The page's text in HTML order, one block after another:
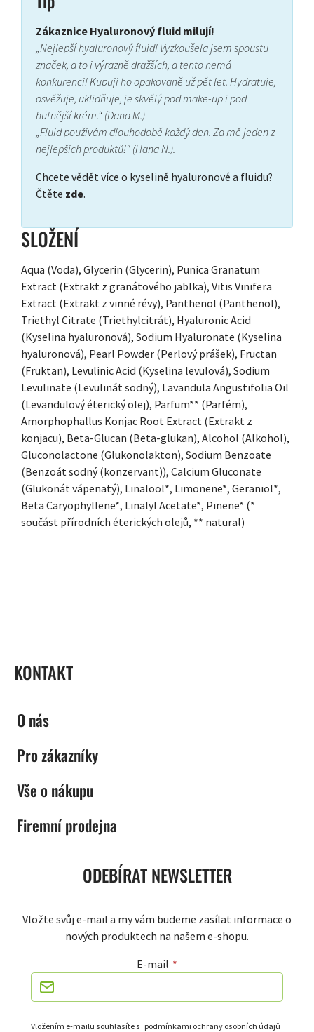
Zákaznice Hyaluronový fluid milují!
„Nejlepší hyaluronový fluid! Vyzkoušela jsem spoustu
značek, a to i výrazně dražších, a tento nemá
konkurenci! Kupuji ho opakovaně už pět let. Hydratuje,
osvěžuje, uklidňuje, je skvělý pod make-up i pod
hutnější krém.“ (Dana M.)
„Fluid používám dlouhodobě každý den. Za mě jeden z
nejlepších produktů!“ (Hana N.).
Chcete vědět více o kyselině hyaluronové a fluidu?
Čtěte zde.
SLOŽENÍ
Aqua (Voda), Glycerin (Glycerin), Punica Granatum
Extract (Extrakt z granátového jablka), Vitis Vinifera
Extract (Extrakt z vinné révy), Panthenol (Panthenol),
Triethyl Citrate (Triethylcitrát), Hyaluronic Acid
(Kyselina hyaluronová), Sodium Hyaluronate (Kyselina
hyaluronová), Pearl Powder (Perlový prášek), Fructan
(Fruktan), Levulinic Acid (Kyselina levulová), Sodium
Levulinate (Levulinát sodný), Lavandula Angustifolia Oil
(Levandulový éterický olej), Parfum** (Parfém),
Amorphophallus Konjac Root Extract (Extrakt z
konjacu), Beta-Glucan (Beta-glukan), Alcohol (Alkohol),
Gluconolactone (Glukonolakton), Sodium Benzoate
(Benzoát sodný (konzervant)), Calcium Gluconate
(Glukonát vápenatý), Linalool*, Limonene*, Geraniol*,
Beta Caryophyllene*, Linalyl Acetate*, Pinene* (*
součást přírodních éterických olejů, ** natural)
KONTAKT
O nás
Pro zákazníky
Vše o nákupu
Firemní prodejna
ODEBÍRAT NEWSLETTER
Vložte svůj e-mail a my vám budeme zasílat informace o
nových produktech na našem e-shopu.
E-mail
Vložením e-mailu souhlasíte s podmínkami ochrany osobních údajů